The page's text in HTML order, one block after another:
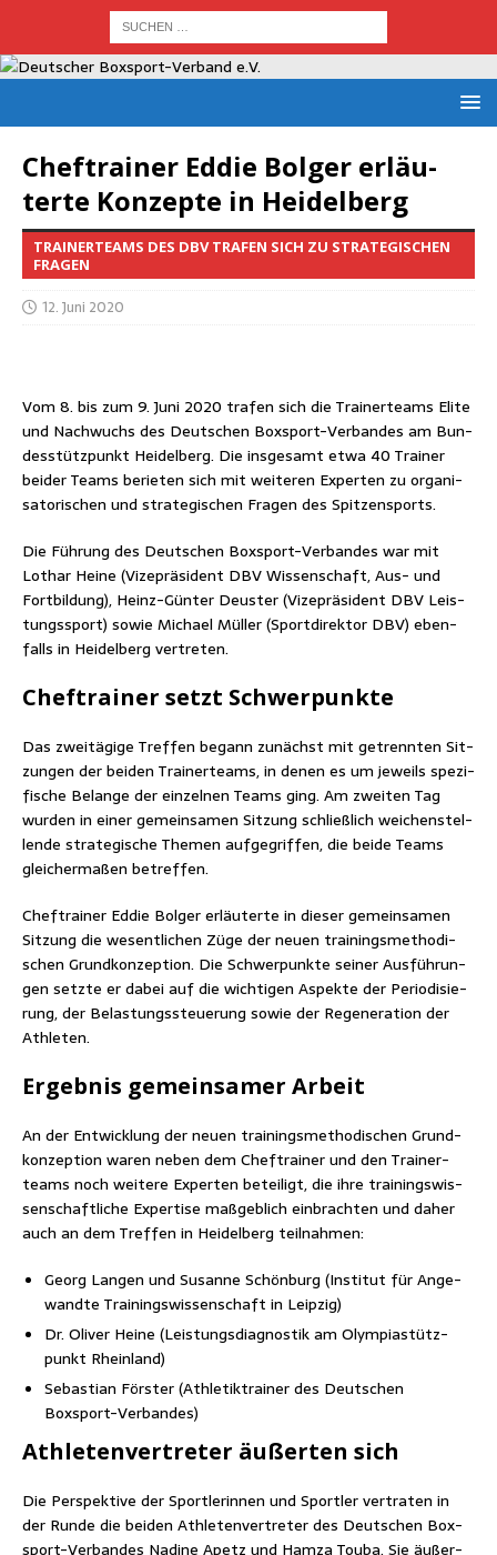
Chef­trai­ner Eddie Bol­ger erläu­
ter­te Kon­zep­te in Heidelberg
TRAINERTEAMS DES DBV TRAFEN SICH ZU STRATEGISCHEN
FRAGEN
12. Juni 2020
Vom 8. bis zum 9. Juni 2020 tra­fen sich die Trai­ner­teams Eli­te
und Nach­wuchs des Deut­schen Box­sport-Ver­ban­des am Bun­
des­stütz­punkt Hei­del­berg. Die ins­ge­samt etwa 40 Trai­ner
bei­der Teams berie­ten sich mit wei­te­ren Exper­ten zu orga­ni­
sa­to­ri­schen und stra­te­gi­schen Fra­gen des Spitzensports.
Die Füh­rung des Deut­schen Box­sport-Ver­ban­des war mit
Lothar Hei­ne (Vize­prä­si­dent DBV Wis­sen­schaft, Aus- und
Fort­bil­dung), Heinz-Gün­ter Deus­ter (Vize­prä­si­dent DBV Leis­
tungs­sport) sowie Micha­el Mül­ler (Sport­di­rek­tor DBV) eben­
falls in Hei­del­berg vertreten.
Chef­trai­ner setzt Schwerpunkte
Das zwei­tä­gi­ge Tref­fen begann zunächst mit getrenn­ten Sit­
zun­gen der bei­den Trai­ner­teams, in denen es um jeweils spe­zi­
fi­sche Belan­ge der ein­zel­nen Teams ging. Am zwei­ten Tag
wur­den in einer gemein­sa­men Sit­zung schließ­lich wei­chen­stel­
len­de stra­te­gi­sche The­men auf­ge­grif­fen, die bei­de Teams
glei­cher­ma­ßen betreffen.
Chef­trai­ner Eddie Bol­ger erläu­ter­te in die­ser gemein­sa­men
Sit­zung die wesent­li­chen Züge der neu­en trai­nings­me­tho­di­
schen Grund­kon­zep­ti­on. Die Schwer­punk­te sei­ner Aus­füh­run­
gen setz­te er dabei auf die wich­ti­gen Aspek­te der Peri­odi­sie­
rung, der Belas­tungs­steue­rung sowie der Rege­ne­ra­ti­on der
Athleten.
Ergeb­nis gemein­sa­mer Arbeit
An der Ent­wick­lung der neu­en trai­nings­me­tho­di­schen Grund­
kon­zep­ti­on waren neben dem Chef­trai­ner und den Trai­ner­
teams noch wei­te­re Exper­ten betei­ligt, die ihre trai­nings­wis­
sen­schaft­li­che Exper­ti­se maß­geb­lich ein­brach­ten und daher
auch an dem Tref­fen in Hei­del­berg teilnahmen:
Georg Lan­gen und Susan­ne Schön­burg (Insti­tut für Ange­
wand­te Trai­nings­wis­sen­schaft in Leipzig)
Dr. Oli­ver Hei­ne (Leis­tungs­dia­gnos­tik am Olym­pia­stütz­
punkt Rheinland)
Sebas­ti­an Förs­ter (Ath­le­tik­trai­ner des Deut­schen
Boxsport-Verbandes)
Ath­le­ten­ver­tre­ter äußer­ten sich
Die Per­spek­ti­ve der Sport­le­rin­nen und Sport­ler ver­tra­ten in
der Run­de die bei­den Ath­le­ten­ver­tre­ter des Deut­schen Box­
sport-Ver­ban­des Nadi­ne Apetz und Ham­za Tou­ba. Sie äußer­